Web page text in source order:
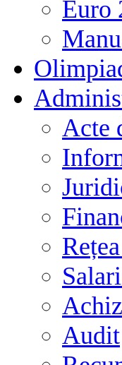
Euro
Acte
Audit